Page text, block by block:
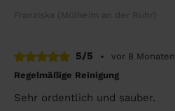
Franziska (Mülheim an der Ruhr)
5/5 •
vor 8 Monaten
Regelmäßige Reinigung
Sehr ordentlich und sauber.